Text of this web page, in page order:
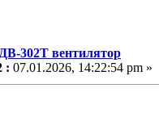
302Т вентилятор
: 07.01.2026, 14:22:54 pm »